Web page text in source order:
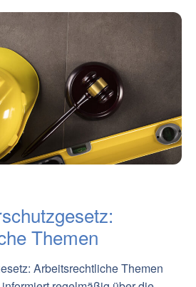
Themen
Arbeitsrechtliche Themen